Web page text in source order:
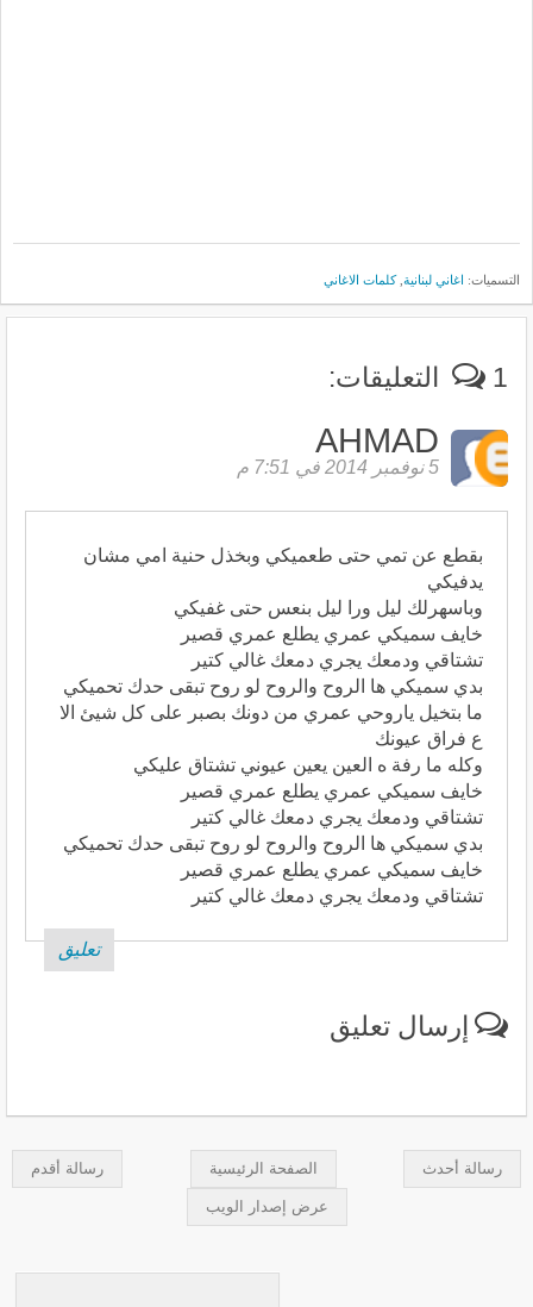
التسميات: اغاني لبنانية ,كلمات الاغاني
1 التعليقات:
AHMAD
5 نوفمبر 2014 في 7:51 م
بقطع عن تمي حتى طعميكي وبخذل حنية امي مشان
يدفيكي
وباسهرلك ليل ورا ليل بنعس حتى غفيكي
خايف سميكي عمري يطلع عمري قصير
تشتاقي ودمعك يجري دمعك غالي كتير
بدي سميكي ها الروح والروح لو روح تبقى حدك تحميكي
ما بتخيل ياروحي عمري من دونك بصبر على كل شيئ الا
ع فراق عيونك
وكله ما رفة ه العين يعين عيوني تشتاق عليكي
خايف سميكي عمري يطلع عمري قصير
تشتاقي ودمعك يجري دمعك غالي كتير
بدي سميكي ها الروح والروح لو روح تبقى حدك تحميكي
خايف سميكي عمري يطلع عمري قصير
تشتاقي ودمعك يجري دمعك غالي كتير
تعليق
إرسال تعليق
رسالة أحدث رسالة أقدم الصفحة الرئيسية
عرض إصدار الويب